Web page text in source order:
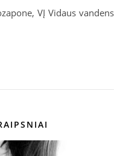
VĮ Vidaus vandens